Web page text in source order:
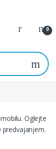
0
Oglejte
predvajanjem.